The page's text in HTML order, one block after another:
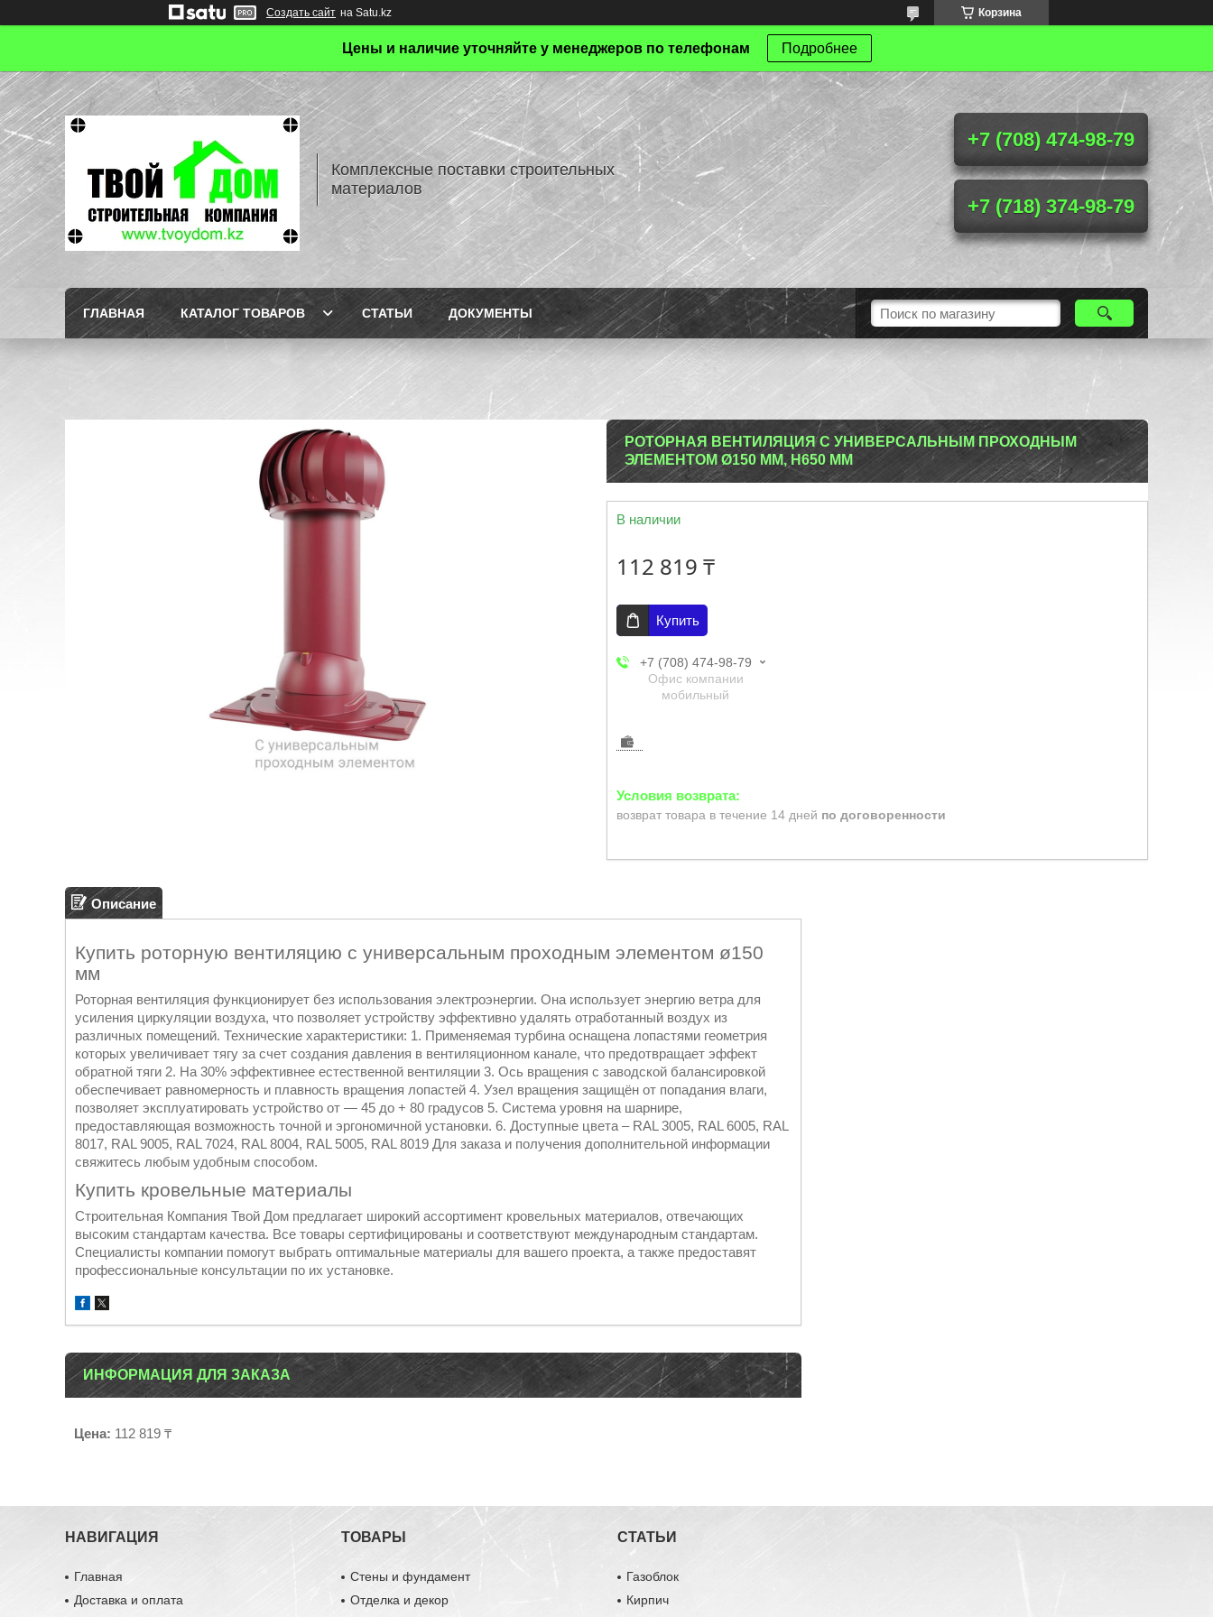
Создать сайт на Satu.kz Корзина
Цены и наличие уточняйте у менеджеров по телефонам Подробнее
Комплексные поставки строительных
материалов
+7 (708) 474-98-79
+7 (718) 374-98-79
ГЛАВНАЯ КАТАЛОГ ТОВАРОВ СТАТЬИ ДОКУМЕНТЫ
РОТОРНАЯ ВЕНТИЛЯЦИЯ С УНИВЕРСАЛЬНЫМ ПРОХОДНЫМ
ЭЛЕМЕНТОМ Ø150 ММ, H650 ММ
В наличии
112 819 ₸
Купить
+7 (708) 474-98-79
Офис компании
мобильный
возврат товара в течение 14 дней по договоренности
Описание
Купить роторную вентиляцию с универсальным проходным элементом ø150
мм
Роторная вентиляция функционирует без использования электроэнергии. Она использует энергию ветра для
усиления циркуляции воздуха, что позволяет устройству эффективно удалять отработанный воздух из
различных помещений. Технические характеристики: 1. Применяемая турбина оснащена лопастями геометрия
которых увеличивает тягу за счет создания давления в вентиляционном канале, что предотвращает эффект
обратной тяги 2. На 30% эффективнее естественной вентиляции 3. Ось вращения с заводской балансировкой
обеспечивает равномерность и плавность вращения лопастей 4. Узел вращения защищён от попадания влаги,
позволяет эксплуатировать устройство от — 45 до + 80 градусов 5. Система уровня на шарнире,
предоставляющая возможность точной и эргономичной установки. 6. Доступные цвета – RAL 3005, RAL 6005, RAL
8017, RAL 9005, RAL 7024, RAL 8004, RAL 5005, RAL 8019 Для заказа и получения дополнительной информации
свяжитесь любым удобным способом.
Купить кровельные материалы
Строительная Компания Твой Дом предлагает широкий ассортимент кровельных материалов, отвечающих
высоким стандартам качества. Все товары сертифицированы и соответствуют международным стандартам.
Специалисты компании помогут выбрать оптимальные материалы для вашего проекта, а также предоставят
профессиональные консультации по их установке.
ИНФОРМАЦИЯ ДЛЯ ЗАКАЗА
Цена: 112 819 ₸
НАВИГАЦИЯ
Главная
Доставка и оплата
ТОВАРЫ
Стены и фундамент
Отделка и декор
СТАТЬИ
Газоблок
Кирпич